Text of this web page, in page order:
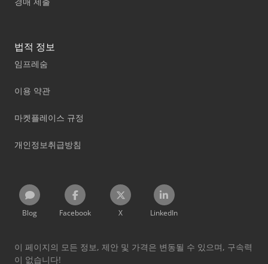
법적 정보
임프레숨
이용 약관
마켓플레이스 규정
개인정보취급방침
Blog Facebook X LinkedIn
이 페이지의 모든 정보, 제안 및 가격은 변동될 수 있으며, 구속력
이 없습니다!